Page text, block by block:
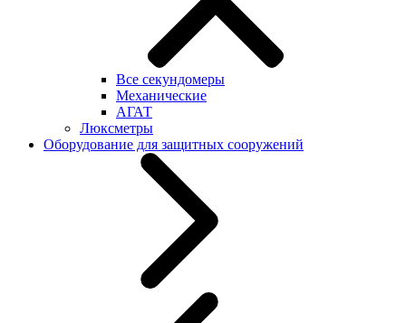
Все секундомеры
Механические
АГАТ
Люксметры
Оборудование для защитных сооружений